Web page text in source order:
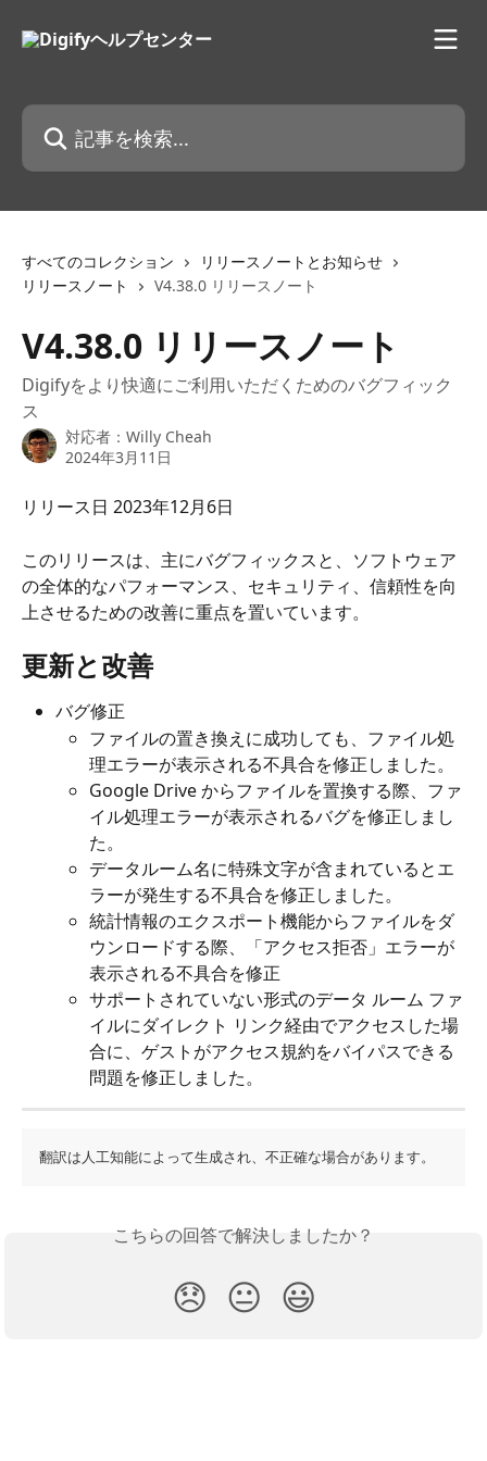
記事を検索...
すべてのコレクション
リリースノートとお知らせ
リリースノート
V4.38.0 リリースノート
V4.38.0 リリースノート
Digifyをより快適にご利用いただくためのバグフィック
ス
対応者： Willy Cheah
2024年3月11日
リリース日 2023年12月6日
このリリースは、主にバグフィックスと、ソフトウェア
の全体的なパフォーマンス、セキュリティ、信頼性を向
上させるための改善に重点を置いています。
更新と改善
バグ修正
ファイルの置き換えに成功しても、ファイル処
理エラーが表示される不具合を修正しました。
Google Drive からファイルを置換する際、ファ
イル処理エラーが表示されるバグを修正しまし
た。
データルーム名に特殊文字が含まれているとエ
ラーが発生する不具合を修正しました。
統計情報のエクスポート機能からファイルをダ
ウンロードする際、「アクセス拒否」エラーが
表示される不具合を修正
サポートされていない形式のデータ ルーム ファ
イルにダイレクト リンク経由でアクセスした場
合に、ゲストがアクセス規約をバイパスできる
問題を修正しました。
翻訳は人工知能によって生成され、不正確な場合があります。
こちらの回答で解決しましたか？
😞 😐 😃